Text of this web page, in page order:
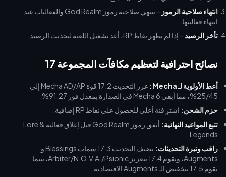
انتهاء صلاحية الرموز
– تنتهي صلاحية رموز God Realm والفعاليات عند
انتهاء فعاليتها.
تأخر الرصيد– إذا لم تظهر نقاط RP، أعد تشغيل اللعبة لتحديث الرصيد.
نصائح احترافية لتعظيم مكافآت المجموعة 17
أعط الأولوية لـ Mecha:
عزز التحديث 17.2 قوة Mecha AD/AP إلى
25/45%، مما أبقى Mecha 6 في الصدارة بمعدل فوز 91.27%.
حزم الشحن: اشترِ فئة أعلى للحصول على نقاط RP إضافية.
تتبع المواعيد النهائية:
أنفق رموز God Realm قبل إغلاق فعالية Lore &
Legends.
راقب وتيرة التحديثات:
يضيف التحديث 17.3 سمات Blessings و
Augments، ويقوم 17.4 بتعزيز Arbiter/N.O.V.A./Psionic، بينما
يقوم 17.5 بتخفيض الـ Augments الاقتصادية.